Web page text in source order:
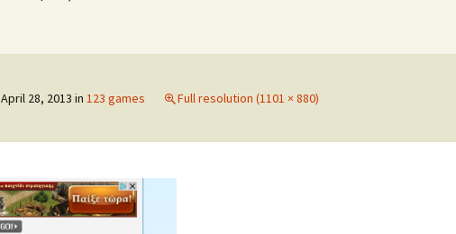
April 28, 2013 in 123 games Full resolution (1101 × 880)